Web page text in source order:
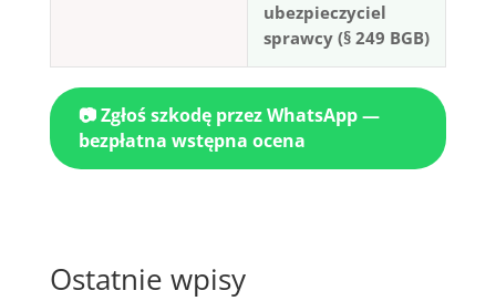
ubezpieczyciel
sprawcy (§ 249 BGB)
📷 Zgłoś szkodę przez WhatsApp —
bezpłatna wstępna ocena
Ostatnie wpisy